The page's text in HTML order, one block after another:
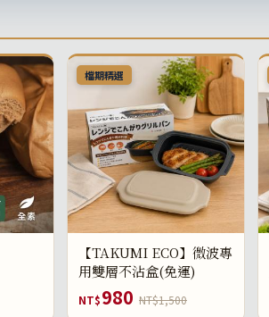
檔期精選
【TAKUMI ECO】微波專
用雙層不沾盒(免運)
NT$980 NT$1,500